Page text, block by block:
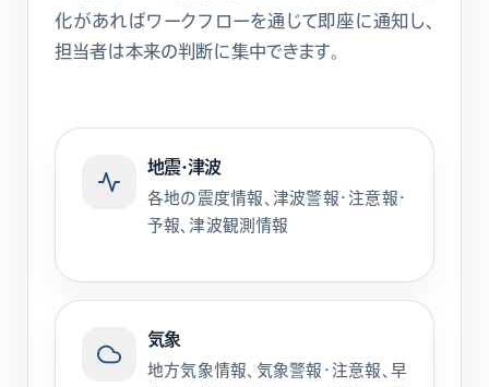
化があればワークフローを通じて即座に通知し、
担当者は本来の判断に集中できます。
地震・津波
各地の震度情報、津波警報・注意報・
予報、津波観測情報
気象
地方気象情報、気象警報・注意報、早